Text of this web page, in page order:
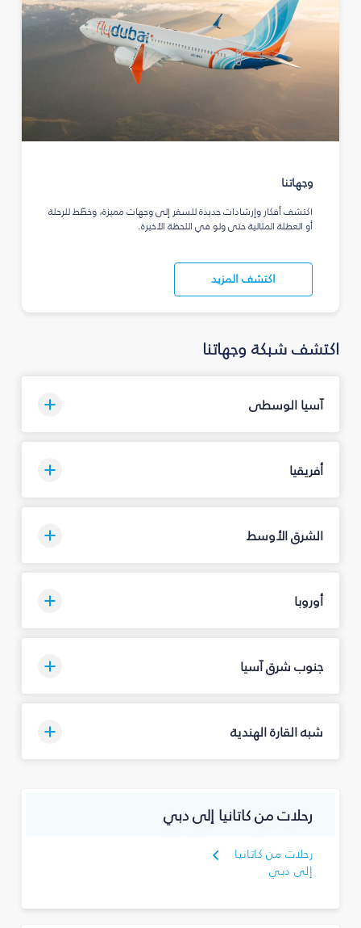
وجهاتنا
اكتشف أفكار وإرشادات جديدة للسفر إلى وجهات مميزة، وخطّط للرحلة
أو العطلة المثالية حتى ولو في اللحظة الأخيرة.
اكتشف المزيد
اكتشف شبكة وجهاتنا
آسيا الوسطى
أفريقيا
الشرق الأوسط
أوروبا
جنوب شرق آسيا
شبه القارة الهندية
رحلات من كاتانيا إلى دبي
رحلات من كاتانيا
إلى دبي